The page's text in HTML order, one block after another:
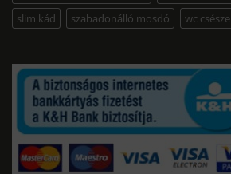
slim kád
szabadonálló mosdó wc csésze